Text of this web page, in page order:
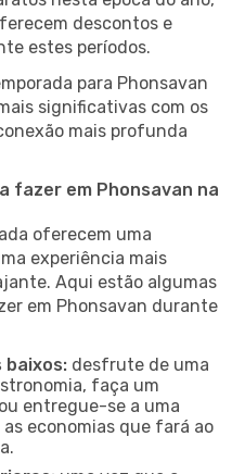
descontos e
estes períodos.
para Phonsavan
significativas com os
mais profunda
fazer em Phonsavan na
oferecem uma
experiência mais
Aqui estão algumas
em Phonsavan durante
baixos: desfrute de uma
faça um
entregue-se a uma
economias que fará ao